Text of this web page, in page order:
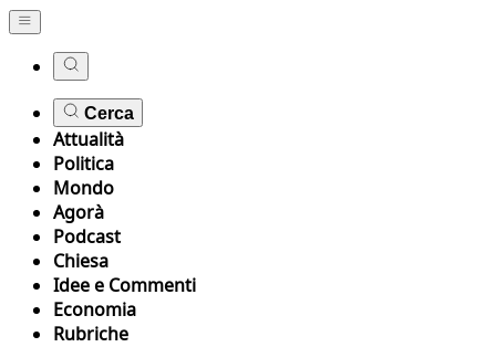
Cerca
Attualità
Politica
Mondo
Agorà
Podcast
Chiesa
Idee e Commenti
Economia
Rubriche